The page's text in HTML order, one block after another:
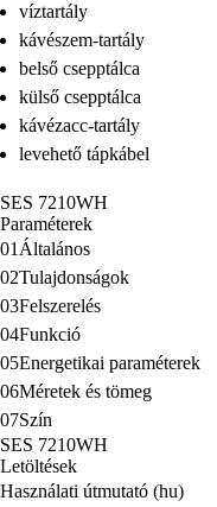
víztartály
kávészem-tartály
belső csepptálca
külső csepptálca
kávézacc-tartály
levehető tápkábel
SES 7210WH
Paraméterek
01 Általános
02Tulajdonságok
03Felszerelés
04Funkció
05Energetikai paraméterek
06Méretek és tömeg
07Szín
SES 7210WH
Letöltések
Használati útmutató (hu)